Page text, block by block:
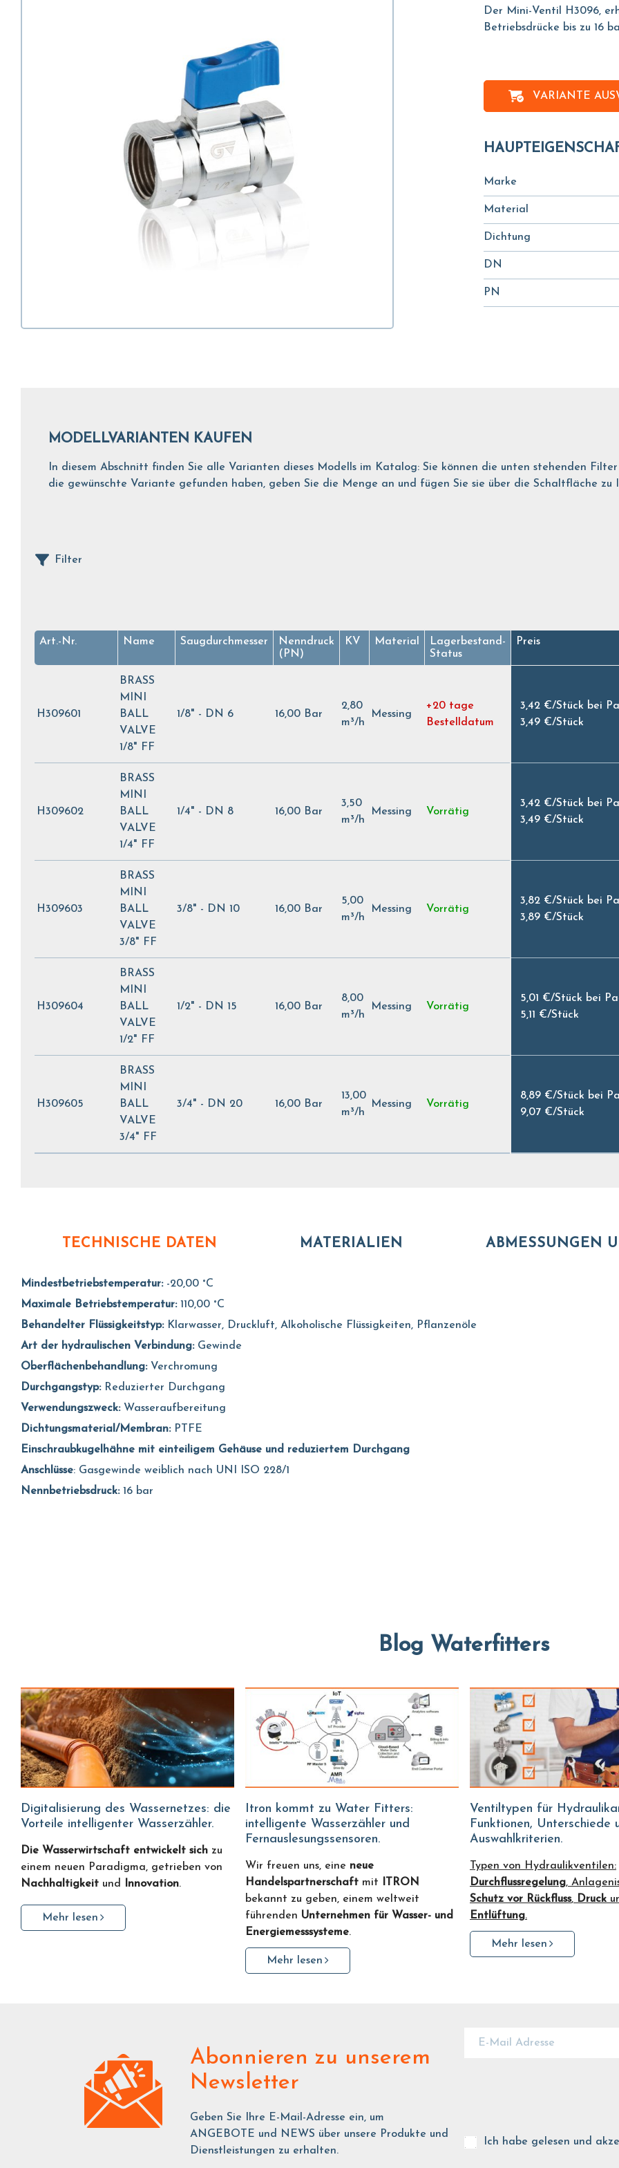
Der Mini-Ventil H3096,
Betriebsdrücke bis zu 16
VARIANTE
Marke
Material
Dichtung
DN
PN
MODELLVARIANTEN KAUFEN
In diesem Abschnitt finden Sie alle Varianten dieses Modells im Katalog: Sie können die unten stehenden Filter
die gewünschte Variante gefunden haben, geben Sie die Menge an und fügen Sie sie über die Schaltfläche zu
Filter
Art.-Nr. Name Saugdurchmesser
Nenndruck
(PN)
KV Material
Lagerbestand-
Status
Preis
H309601
BRASS
MINI
BALL
VALVE
1/8" FF
1/8" - DN 6 16,00 Bar
2,80
m³/h
Messing
+20 tage
Bestelldatum
3,42 €/Stück bei
3,49 €/Stück
H309602
BRASS
MINI
BALL
VALVE
1/4" FF
1/4" - DN 8 16,00 Bar
3,50
m³/h
Messing Vorrätig
3,42 €/Stück bei
3,49 €/Stück
H309603
BRASS
MINI
BALL
VALVE
3/8" FF
3/8" - DN 10 16,00 Bar
5,00
m³/h
Messing Vorrätig
3,82 €/Stück bei
3,89 €/Stück
H309604
BRASS
MINI
BALL
VALVE
1/2" FF
1/2" - DN 15 16,00 Bar
8,00
m³/h
Messing Vorrätig
5,01 €/Stück bei
5,11 €/Stück
H309605
BRASS
MINI
BALL
VALVE
3/4" FF
3/4" - DN 20 16,00 Bar
13,00
m³/h
Messing Vorrätig
8,89 €/Stück bei
9,07 €/Stück
TECHNISCHE DATEN MATERIALIEN ABMESSUNGEN
Mindestbetriebstemperatur: -20,00 °C
Maximale Betriebstemperatur: 110,00 °C
Behandelter Flüssigkeitstyp: Klarwasser, Druckluft, Alkoholische Flüssigkeiten, Pflanzenöle
Art der hydraulischen Verbindung: Gewinde
Oberflächenbehandlung: Verchromung
Durchgangstyp: Reduzierter Durchgang
Verwendungszweck: Wasseraufbereitung
Dichtungsmaterial/Membran: PTFE
Einschraubkugelhähne mit einteiligem Gehäuse und reduziertem Durchgang
Anschlüsse: Gasgewinde weiblich nach UNI ISO 228/1
Nennbetriebsdruck: 16 bar
Blog Waterfitters
Digitalisierung des Wassernetzes: die
Vorteile intelligenter Wasserzähler.
Die Wasserwirtschaft entwickelt sich zu
einem neuen Paradigma, getrieben von
Nachhaltigkeit und Innovation.
Mehr lesen
intelligente Wasserzähler und
Fernauslesungssensoren.
Wir freuen uns, eine neue
Handelspartnerschaft mit
ITRON
bekannt zu geben, einem weltweit
führenden Unternehmen für Wasser- und
Energiemesssysteme.
Mehr lesen
Ventiltypen für Hydraulikanlagen:
Funktionen, Unterschiede
Auswahlkriterien.
Typen von Hydraulikventilen:
Durchflussregelung,
Schutz vor Rückfluss, Druck
Entlüftung.
Mehr lesen
Abonnieren zu unserem
Newsletter
Geben Sie Ihre E-Mail-Adresse ein, um
ANGEBOTE und NEWS über unsere Produkte und
Dienstleistungen zu erhalten.
Ich habe gelesen und